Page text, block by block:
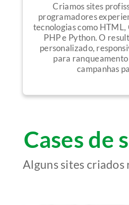
Criamos sites
programadores
tecnologias como HTML,
PHP e Python. O
personalizado,
para
campanhas
Cases de
Alguns sites